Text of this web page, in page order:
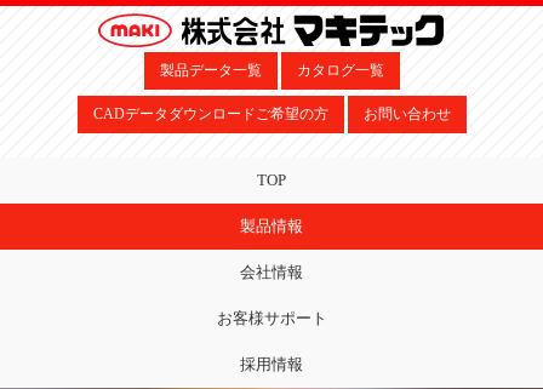
製品データ一覧 カタログ一覧
CADデータダウンロードご希望の方 お問い合わせ
TOP
製品情報
会社情報
お客様サポート
採用情報